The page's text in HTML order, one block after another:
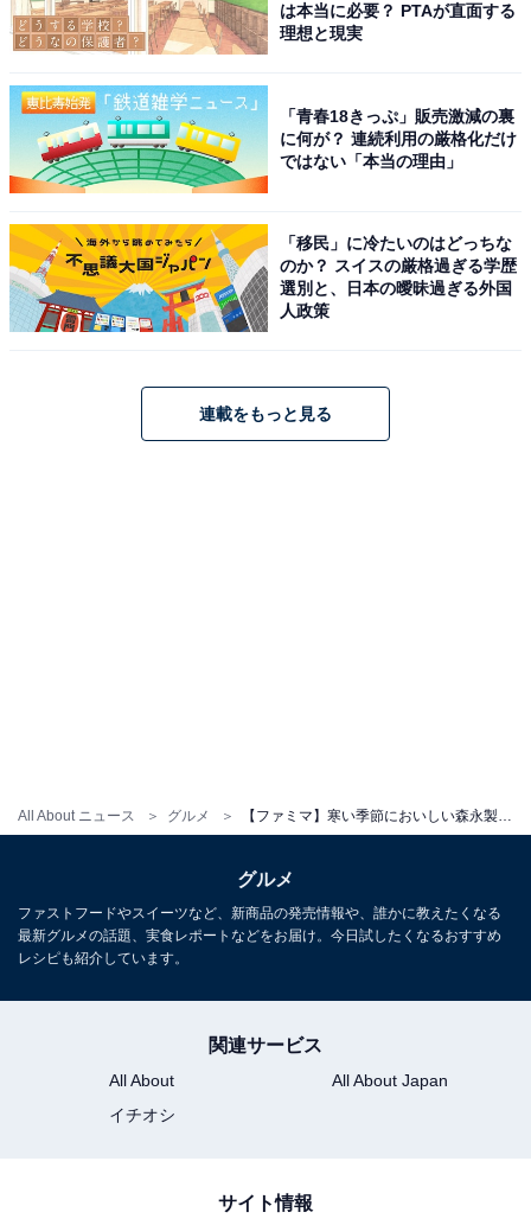
All About ニュース グルメ
は本当に必要？ PTAが直面する
理想と現実
「青春18きっぷ」販売激減の裏
に何が？ 連続利用の厳格化だけ
ではない「本当の理由」
「移民」に冷たいのはどっちな
のか？ スイスの厳格過ぎる学歴
選別と、日本の曖昧過ぎる外国
人政策
連載をもっと見る
グルメ
ファストフードやスイーツなど、新商品の発売情報や、誰かに教えたくなる
最新グルメの話題、実食レポートなどをお届け。今日試したくなるおすすめ
レシピも紹介しています。
関連サービス
All About
All About Japan
イチオシ
サイト情報